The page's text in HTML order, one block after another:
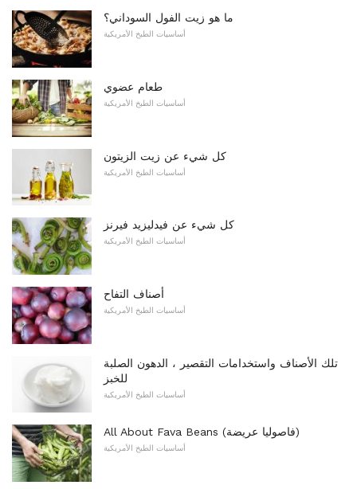
ما هو زيت الفول السوداني؟
أساسيات الطبخ الأمريكية
طعام عضوي
أساسيات الطبخ الأمريكية
كل شيء عن زيت الزيتون
أساسيات الطبخ الأمريكية
كل شيء عن فيدليزيد فيرنز
أساسيات الطبخ الأمريكية
أصناف التفاح
أساسيات الطبخ الأمريكية
تلك الأصناف واستخدامات التقصير ، الدهون الصلبة
للخبز
أساسيات الطبخ الأمريكية
All About Fava Beans (فاصوليا عريضة)
أساسيات الطبخ الأمريكية